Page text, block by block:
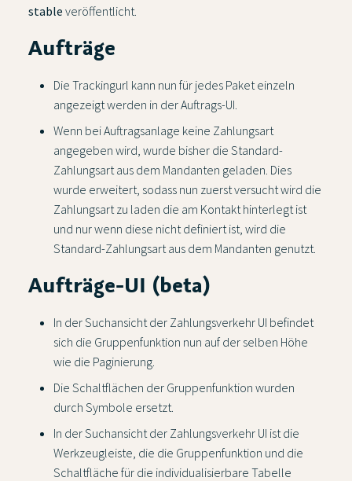
stable veröffentlicht.
Aufträge
Die Trackingurl kann nun für jedes Paket einzeln
angezeigt werden in der Auftrags-UI.
Wenn bei Auftragsanlage keine Zahlungsart
angegeben wird, wurde bisher die Standard-
Zahlungsart aus dem Mandanten geladen. Dies
wurde erweitert, sodass nun zuerst versucht wird die
Zahlungsart zu laden die am Kontakt hinterlegt ist
und nur wenn diese nicht definiert ist, wird die
Standard-Zahlungsart aus dem Mandanten genutzt.
Aufträge-UI (beta)
In der Suchansicht der Zahlungsverkehr UI befindet
sich die Gruppenfunktion nun auf der selben Höhe
wie die Paginierung.
Die Schaltflächen der Gruppenfunktion wurden
durch Symbole ersetzt.
In der Suchansicht der Zahlungsverkehr UI ist die
Werkzeugleiste, die die Gruppenfunktion und die
Schaltfläche für die individualisierbare Tabelle